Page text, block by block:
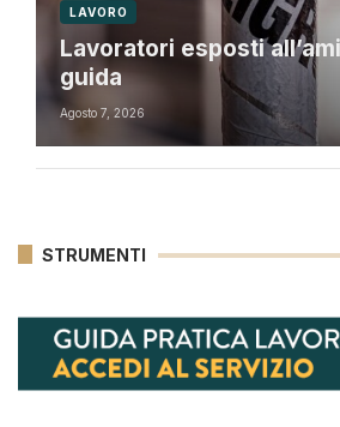
LAVORO
Lavoratori esposti
guida
Agosto 7, 2026
STRUMENTI